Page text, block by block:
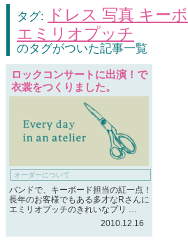
タグ:
ドレス 写真 キー
エミリオプッチ
のタグがついた記事一覧
ロックコンサートに出演！で
衣裳をつくりました。
オーダーについて
バンドで、キーボード担当の紅一点！
長年のお客様でもある多才なRさんに
エミリオプッチのきれいなプリ …
2010.12.16